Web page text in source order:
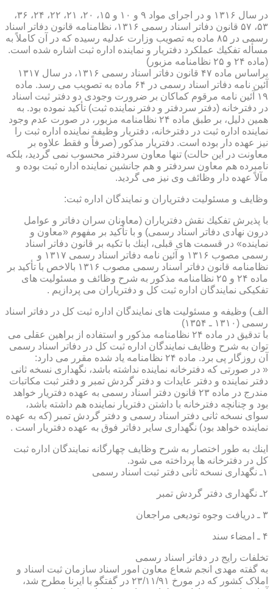
در سال ۱۳۱۶ و در اجرای مواد ۹ و ۱۰ و ۱۵، ۲۰، ۲۱، ۲۲، ۲۴، ۳۶،
۵۳، ۵۷ قانون دفاتر اسناد رسمی ۱۳۱۶، نظامنامه قانون دفاتر اسناد
رسمی در ۸۵ ماده به تصویب وزارت عدلیه رسیده كه در آن كاملاً به
مسأله تفكیك عملكرد دفتریار و نماینده اداره ثبت اشاره شده است.
(ماده ۲۴ و ۲۵ نظامنامه مزبور)
براساس ماده ۴۷ قانون دفاتر اسناد رسمی ۱۳۱۶، در سال ۱۳۱۷
آئین نامه دفاتر اسناد رسمی در ۶۴ ماده به تصویب می رسد. ماده
۱۹ آئین نامه مرقوم كماكان بر ضرورت وجودی دو دفتر ثبت اسناد
در دفترخانه (دفتر سردفتر و دفتر نماینده ثبت) تأكید نموده بود. به
همین دلیل، بر طبق ماده ۲۴ نظامنامه مزبور، در صورت عدم وجود
نماینده اداره ثبت در دفترخانه، دفتریار وظیفه نماینده اداره ثبت را
نیز عهده دار بوده است. دفتریار مذكور (صرفاً و فقط علاوه بر
معاونت در این حالت) تنها معاون سردفتر محسوب نمی گردید، بلكه
نامبرده هم معاون سردفتر و هم جانشین نماینده اداره ثبت بوده و
مآلاً عهده دار وظائف وی نیز می گردید.
وظایف و مسئولیت دفتریاران و نمایندگان اداره ثبت:
با پذیرش تفكیك نقش دفتریاران (معاونان سران دفاتر و عوامل
درون نهادی دفاتر اسناد رسمی) و با تأكید بر مفهوم «معاون و
نماینده» در قسمت های قبلی، اینك با تكیه بر قانون دفاتر اسناد
رسمی مصوب ۱۳۱۶ و آئین نامه دفاتر اسناد رسمی ۱۳۱۷ و
نظامنامه قانون دفاتر اسناد رسمی مصوب ۱۳۱۶ بالاخص با تأكید بر
ماده ۲۴ و ۲۵ نظامنامه مذكور به شرح وظائف و مسئولیت های
تفكیكی نمایندگان اداره ثبت كل و دفتریاران می پردازیم .
الف) وظیفه و مسئولیت های نمایندگان اداره ثبت كل در دفاتر اسناد
رسمی (۱۳۱۰ ـ ۱۳۵۴)
با تدقیق در ماده ۲۴ نظامنامه مذكور و استفاده از براهین عقلی می
توان به شرح وظایف نمایندگان اداره ثبت كل در دفاتر اسناد رسمی
آن روزگار پی برد. ماده ۲۴ نظامنامه یاد شده مقرر می دارد:
« در صورتی كه دفترخانه نماینده نداشته باشد، نگهداری نسخه ثانی
دفتر نماینده و دفتر عایدات و دفتر گردش تمبر و دفتر ثبت مكاتبات
مندرج در ماده ۲۳ قانون دفتر اسناد رسمی به عهده دفتریار خواهد
بود و چنانچه دفترخانه با داشتن دفتریار نماینده هم داشته باشد،
سوای نسخه ثانی دفتر اسناد رسمی و دفتر گردش تمبر (كه به عهده
نماینده خواهد بود) نگهداری سایر دفاتر فوق به عهده دفتریار است .
اینك به طور اختصار به شرح وظایف چهارگانه نمایندگان اداره ثبت
كل در دفترخانه ها پرداخته می شود.
۱ـ نگهداری نسخه ثانی دفتر ثبت اسناد رسمی
۲ـ نگهداری دفتر گردش تمبر
۳ ـ دریافت وجوه تودیعی مراجعان
۴ ـ امضاء سند
تخلفات رایج در دفاتر اسناد رسمی
به گفته مهدی انجم شعاع معاون امور اسناد سازمان ثبت اسناد و
املاک کشور که در مورخ ۲۳/۱۱/۹۱ در گفتگو با ایرنا مطرح شد،